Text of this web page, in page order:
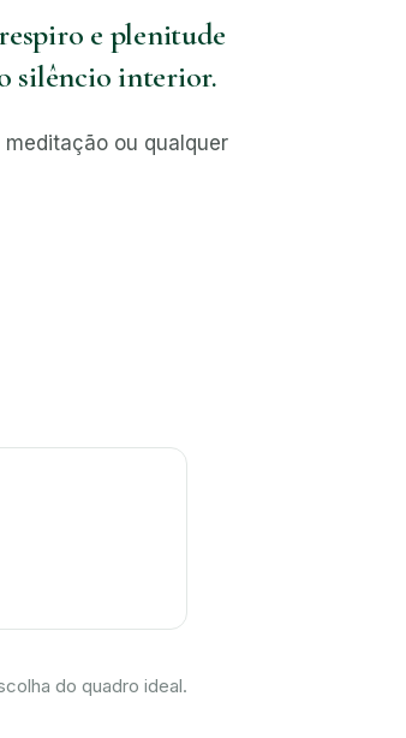
e plenitude
silêncio interior.
ou qualquer
do quadro ideal.